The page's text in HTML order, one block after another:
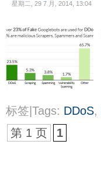
星期二, 29 7 月, 2014, 13:04
标签|Tags: DDoS,
第 1 页
1